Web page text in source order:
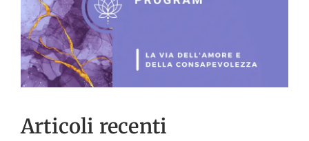
Articoli recenti